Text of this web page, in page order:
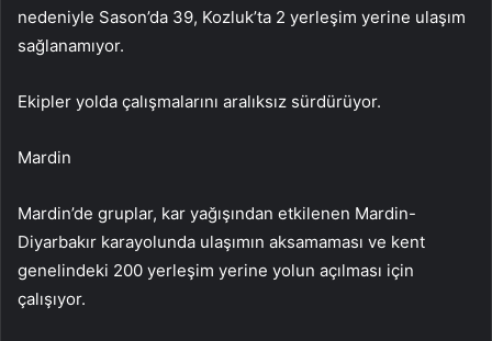
nedeniyle Sason’da 39, Kozluk’ta 2 yerleşim yerine ulaşım
sağlanamıyor.
Ekipler yolda çalışmalarını aralıksız sürdürüyor.
Mardin
Mardin’de gruplar, kar yağışından etkilenen Mardin-
Diyarbakır karayolunda ulaşımın aksamaması ve kent
genelindeki 200 yerleşim yerine yolun açılması için
çalışıyor.